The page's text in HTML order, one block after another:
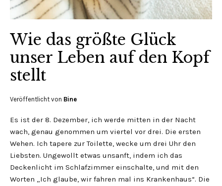
Wie das größte Glück
unser Leben auf den Kopf
stellt
Veröffentlicht von Bine
Es ist der 8. Dezember, ich werde mitten in der Nacht
wach, genau genommen um viertel vor drei. Die ersten
Wehen. Ich tapere zur Toilette, wecke um drei Uhr den
Liebsten. Ungewollt etwas unsanft, indem ich das
Deckenlicht im Schlafzimmer einschalte, und mit den
Worten „Ich glaube, wir fahren mal ins Krankenhaus“. Die